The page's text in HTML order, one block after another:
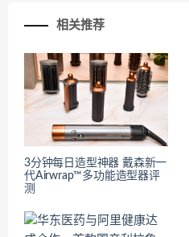
相关推荐
3分钟每日造型神器 戴森新一
代Airwrap™多功能造型器评
测